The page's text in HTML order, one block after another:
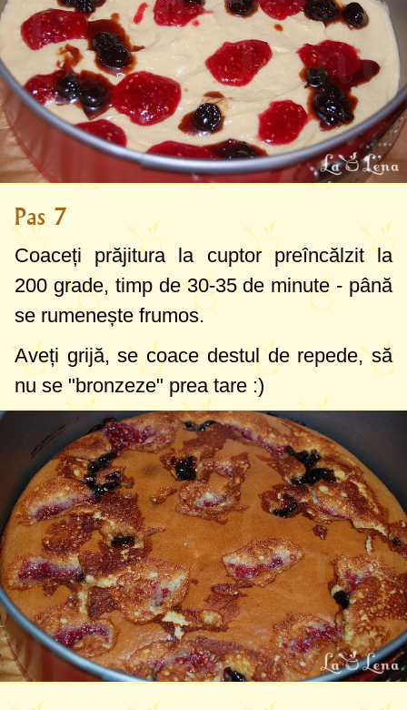
Pas 7
Coaceți prăjitura la cuptor preîncălzit la
200 grade, timp de 30-35 de minute - până
se rumenește frumos.
Aveți grijă, se coace destul de repede, să
nu se "bronzeze" prea tare :)